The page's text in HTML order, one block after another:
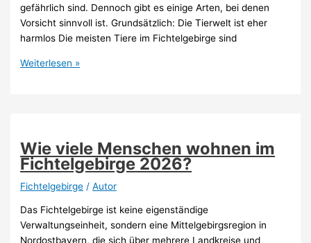
gefährlich sind. Dennoch gibt es einige Arten, bei denen
Vorsicht sinnvoll ist. Grundsätzlich: Die Tierwelt ist eher
harmlos Die meisten Tiere im Fichtelgebirge sind
Gibt
2026?
Weiterlesen »
Wie viele Menschen wohnen im
Fichtelgebirge 2026?
Fichtelgebirge /Autor
Das Fichtelgebirge ist keine eigenständige
Verwaltungseinheit, sondern eine Mittelgebirgsregion in
Nordostbayern, die sich über mehrere Landkreise und